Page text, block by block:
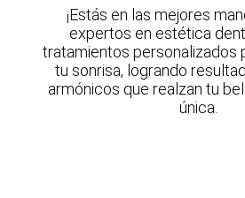
¡Estás en las mejores
expertos en estética
tratamientos personalizados
tu sonrisa, logrando
armónicos que realzan tu
única.